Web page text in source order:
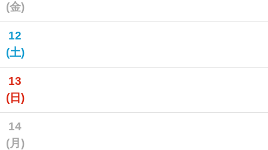
(金)
12
(土)
13
(日)
14
(月)